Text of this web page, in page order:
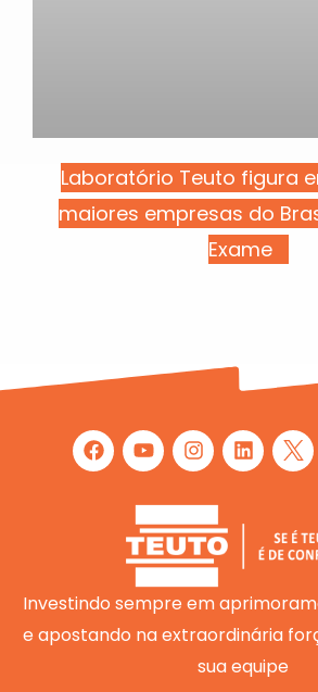
Laboratório Teuto figura
maiores empresas do
Exame
F
a
c
Y
o
u
t
u
b
e
I
n
s
t
a
g
r
a
m
L
i
n
e
i
Investindo sempre em
e apostando na extraordinária
sua equipe